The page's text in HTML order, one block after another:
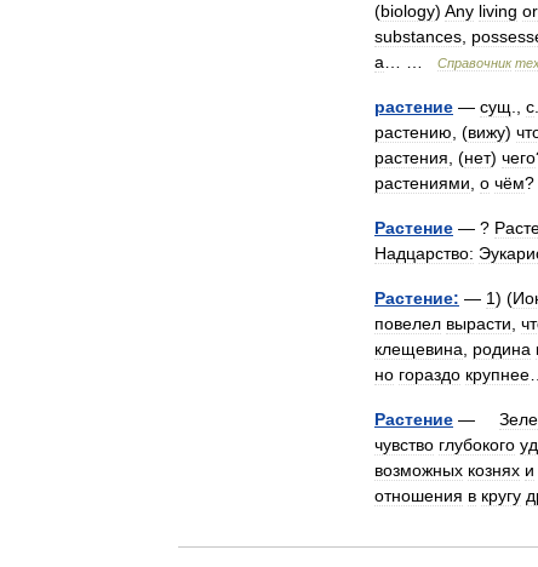
(biology) Any living
substances
a
Справочник
растение — сущ с
растению , (вижу)
растения , (нет) чего
растениями о чём?
Растение — ?
Надцарство:
Растение: — 1) (
повелел вырасти
клещевина
родина
но гораздо крупнее
Растение —
чувство глубокого
возможных кознях и
отношения в кругу